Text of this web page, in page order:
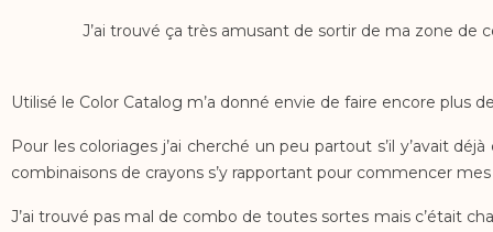
J’ai trouvé ça très amusant de sortir de ma zone
Utilisé le Color Catalog m’a donné envie de faire encore plus
Pour les coloriages j’ai cherché un peu partout s’il y’avait
combinaisons de crayons s’y rapportant pour commencer
J’ai trouvé pas mal de combo de toutes sortes mais c’était